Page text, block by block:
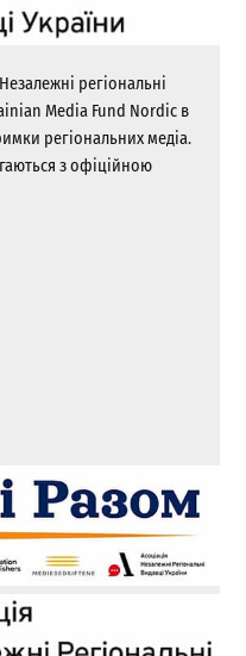
регіональні
Media Fund Nordic в
регіональних медіа.
з офіційною